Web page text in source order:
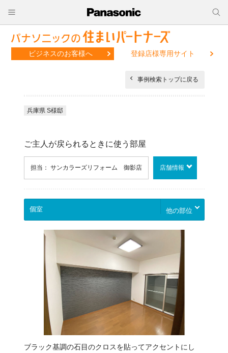
ビジネスのお客様へ 登録店様専用サイト
事例検索トップに戻る
兵庫県 S様邸
ご主人が戻られるときに使う部屋
担当： サンカラーズリフォーム 御影店 店舗情報
他の部位
ブラック基調の石目のクロスを貼ってアクセントにし